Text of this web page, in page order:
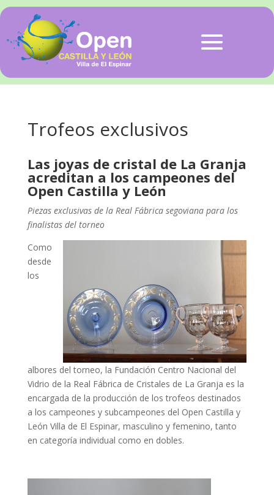
Trofeos exclusivos
Las joyas de cristal de La Granja
acreditan a los campeones del
Open Castilla y León
Piezas exclusivas de la Real Fábrica segoviana para los
finalistas del torneo
Como
desde
los
albores del torneo, la Fundación Centro Nacional del
Vidrio de la Real Fábrica de Cristales de La Granja es la
encargada de la producción de los trofeos destinados
a los campeones y subcampeones del Open Castilla y
León Villa de El Espinar, masculino y femenino, tanto
en categoría individual como en dobles.